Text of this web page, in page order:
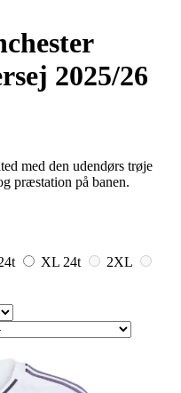
2025/26
med den udendørs trøje
præstation på banen.
XL 24t
2XL